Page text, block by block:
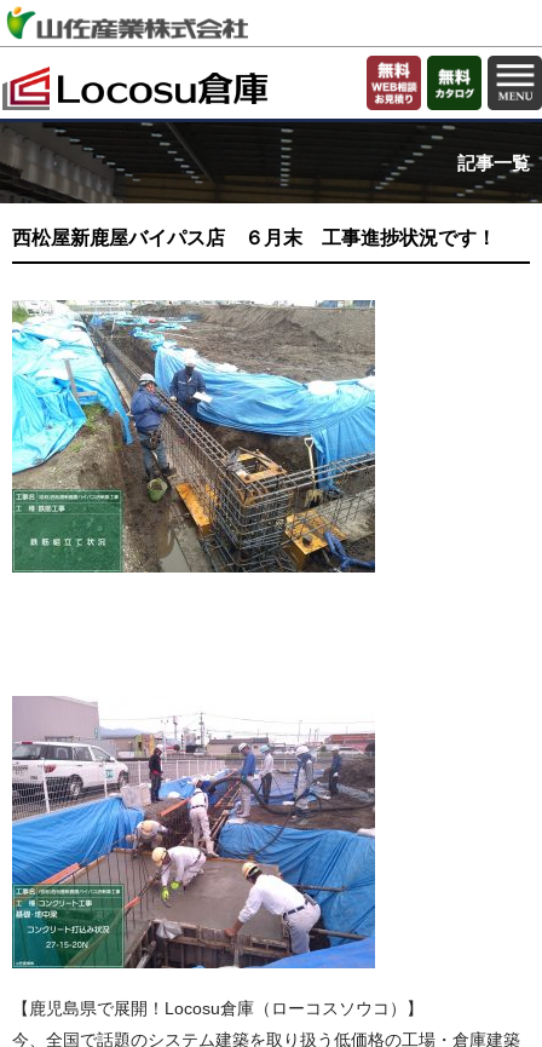
記事一覧
西松屋新鹿屋バイパス店 ６月末 工事進捗状況です！
【鹿児島県で展開！Locosu倉庫（ローコスソウコ）】
今、全国で話題のシステム建築を取り扱う低価格の工場・倉庫建築